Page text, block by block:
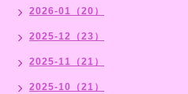
2026-01（20）
2025-12（23）
2025-11（21）
2025-10（21）